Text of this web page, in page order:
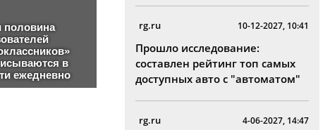
rg.ru 10-12-2027, 10:41
Прошло исследование:
составлен рейтинг топ самых
доступных авто с "автоматом"
rg.ru 4-06-2027, 14:47